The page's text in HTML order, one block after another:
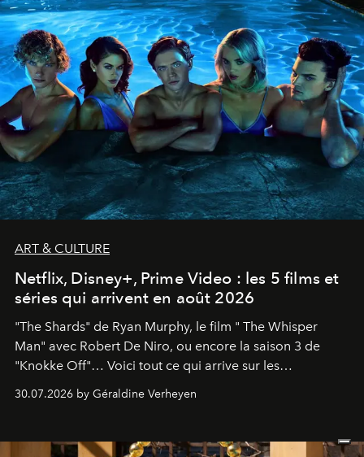
ART & CULTURE
Netflix, Disney+, Prime Video : les 5 films et
séries qui arrivent en août 2026
"The Shards" de Ryan Murphy, le film " The Whisper
Man" avec Robert De Niro, ou encore la saison 3 de
"Knokke Off"… Voici tout ce qui arrive sur les
30.07.2026 by Géraldine Verheyen